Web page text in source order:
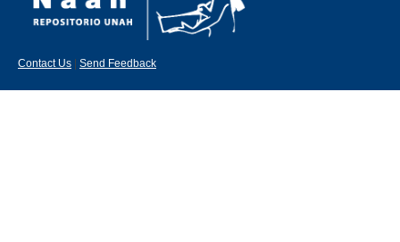
Contact Us Send Feedback